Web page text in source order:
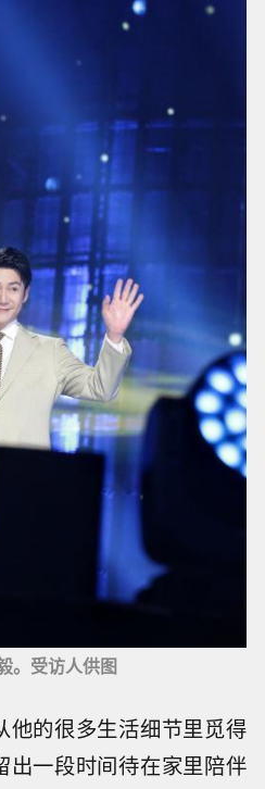
。受访人供图
他的很多生活细节里觅得
出一段时间待在家里陪伴